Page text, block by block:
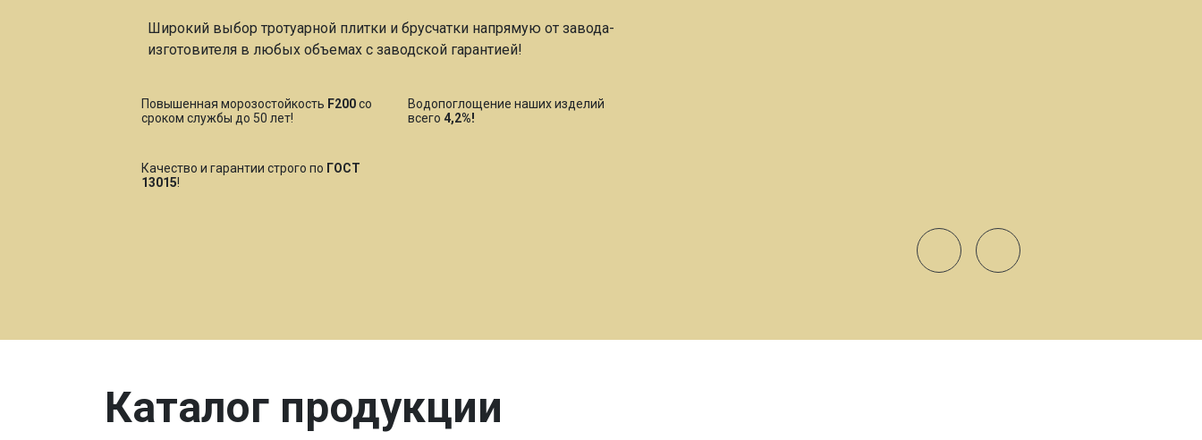
Широкий выбор тротуарной плитки и брусчатки напрямую от завода-
изготовителя в любых объемах с заводской гарантией!
Повышенная морозостойкость F200со
сроком службы до 50 лет!
Водопоглощение наших изделий
всего4,2%!
Качество и гарантии строго по ГОСТ
13015!
Каталог продукции